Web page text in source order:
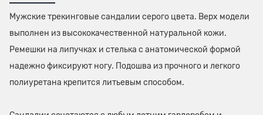
Мужские трекинговые сандалии серого цвета. Верх модели
выполнен из высококачественной натуральной кожи.
Ремешки на липучках и стелька с анатомической формой
надежно фиксируют ногу. Подошва из прочного и легкого
полиуретана крепится литьевым способом.